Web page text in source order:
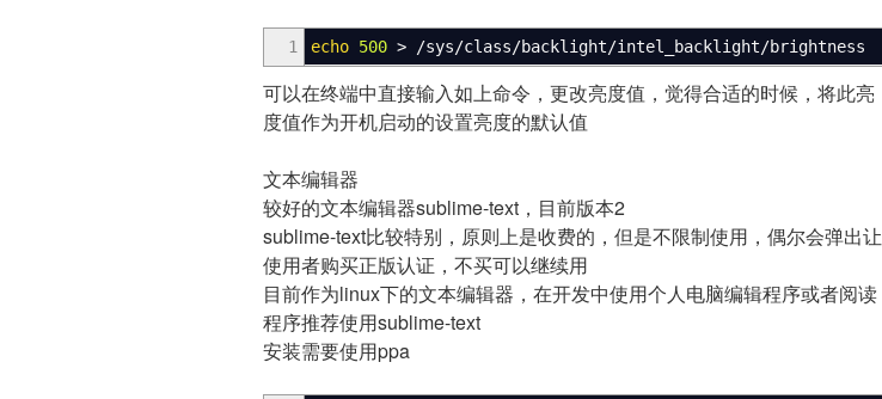
1 echo 500 > /sys/class/backlight/intel_backlight/brightness
可以在终端中直接输入如上命令，更改亮度值，觉得合适的时候，将此亮
度值作为开机启动的设置亮度的默认值
文本编辑器
较好的文本编辑器sublime-text，目前版本2
sublime-text比较特别，原则上是收费的，但是不限制使用，偶尔会弹出让
使用者购买正版认证，不买可以继续用
目前作为linux下的文本编辑器，在开发中使用个人电脑编辑程序或者阅读
程序推荐使用sublime-text
安装需要使用ppa